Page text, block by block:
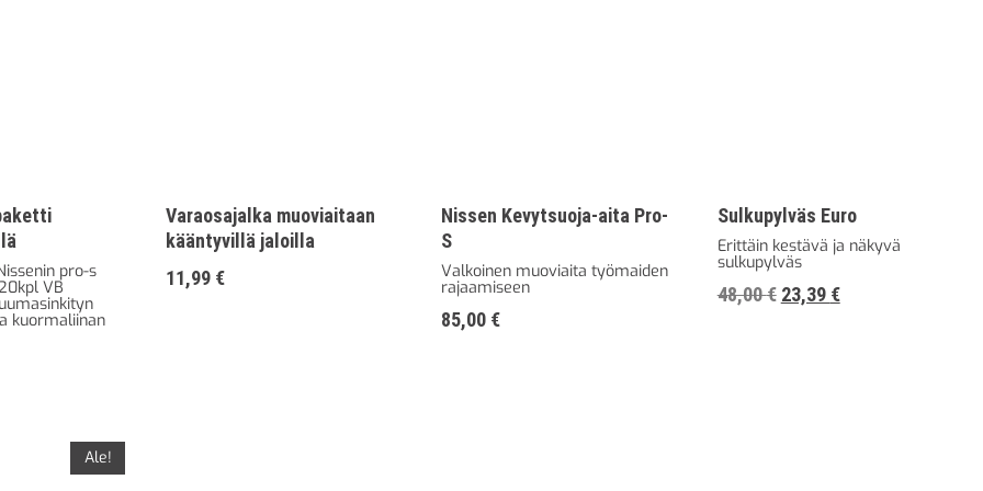
pro-s
VB
kuormaliinan
Varaosajalka muoviaitaan
kääntyvillä jaloilla
11,99 €
Nissen Kevytsuoja-aita Pro-
S
Valkoinen muoviaita työmaiden
rajaamiseen
85,00 €
Sulkupylväs Euro
Erittäin kestävä ja näkyvä
sulkupylväs
48,00€ Alkuperäinen
23,39 €Nykyinen
Ale!